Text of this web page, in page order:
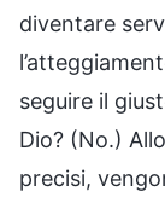
diventare
seguire il
Dio? (No.)
precisi,